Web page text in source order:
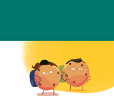
TikTok